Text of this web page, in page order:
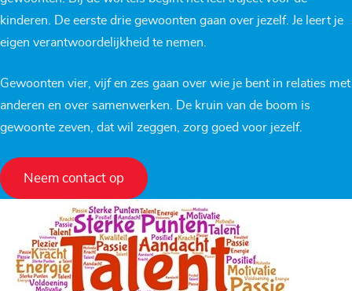
kinderen. De eerste drie gewoonten gaan over jezelf. Je leert je
eigen verantwoordelijkheid te nemen.
Gewoonten vier, vijf en zes gaan over wie je bent in relaties met
anderen en over samenwerken. De kruin van de boom is
gewoonte zeven, dat wil zeggen, zorg goed voor jezelf.
Neem contact op